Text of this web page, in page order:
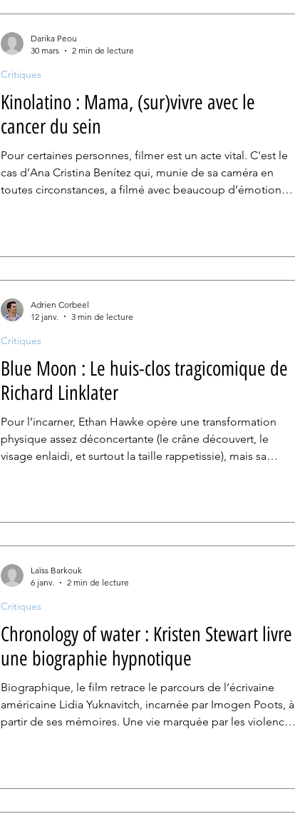
Kinolatino : Mama, (sur)vivre avec le
cancer du sein
Pour certaines personnes, filmer est un acte vital. C'est le
cas d’Ana Cristina Benítez qui, munie de sa caméra en
toutes circonstances, a filmé avec beaucoup d’émotions
Critiques
Darika Peou
30 mars
2 min de lecture
Blue Moon : Le huis-clos tragicomique de
Richard Linklater
Pour l’incarner, Ethan Hawke opère une transformation
physique assez déconcertante (le crâne découvert, le
visage enlaidi, et surtout la taille rappetissie), mais sa
lumière toute l’humanité de son personnage sont
Critiques
Adrien Corbeel
12 janv.
3 min de lecture
Chronology of water : Kristen Stewart livre
une biographie hypnotique
Biographique, le film retrace le parcours de l’écrivaine
américaine Lidia Yuknavitch, incarnée par Imogen Poots, à
partir de ses mémoires. Une vie marquée par les violences
Critiques
Laïss Barkouk
6 janv.
2 min de lecture